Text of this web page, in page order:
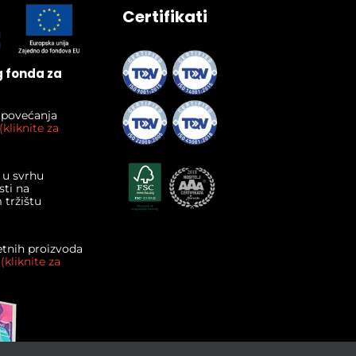
fonda za
(kliknite za
svrhu
na
tržištu
proizvoda
(kliknite za
Certifikati